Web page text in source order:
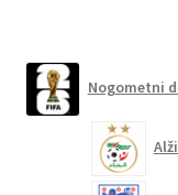
Nogometni